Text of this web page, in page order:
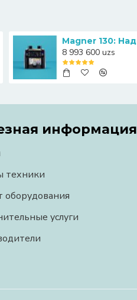
8 993 600 uzs
информация
техники
оборудования
услуги